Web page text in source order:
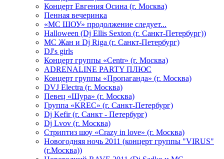
Концерт Евгения Осина (г. Москва)
Пенная вечеринка
«МС ШОУ» продолжение следует...
Halloween (Dj Ellis Sexton (г. Санкт-Петербург))
МС Жан и Dj Riga (г. Санкт-Петербург)
DJ's girls
Концерт группы «Centr» (г. Москва)
ADRENALINE PARTY ПЛЮС
Концерт группы «Пропаганда» (г. Москва)
DVJ Electra (г. Москва)
Певец «Шура» (г. Москва)
Группа «KREC» (г. Санкт-Петербург)
Dj Kefir (г. Санкт - Петербург)
Dj Lvov (г. Москва)
Стриптиз шоу «Crazy in love» (г. Москва)
Новогодняя ночь 2011 (концерт группы "VIRUS"
(г.Москва))